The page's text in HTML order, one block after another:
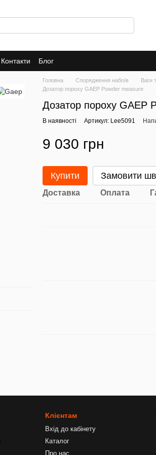
Контакти Блог
Головна Спорядження набоїв Ваги
Дозатор пороху GAEP Powder measure
Дозатор пороху GAEP
В наявності Артикул: Lee5091
9 030 грн
Купити Замовити
Доставка Оплата
Клієнтам
Вхід до кабінету
Каталог
Про нас